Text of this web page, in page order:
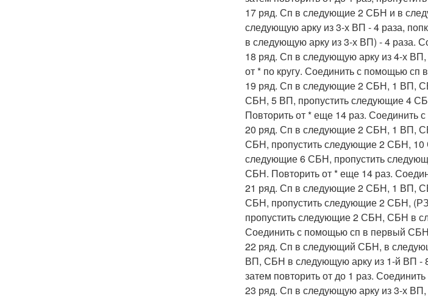
17 ряд. Сп в следующие 2 СБН и в
следующую арку из 3-х ВП - 4 раза,
в следующую арку из 3-х ВП) - 4 раза.
18 ряд. Сп в следующую арку из 4-х
от * по кругу. Соединить с помощью
19 ряд. Сп в следующие 2 СБН, 1 ВП,
СБН, 5 ВП, пропустить следующие 4
Повторить от * еще 14 раз.
20 ряд. Сп в следующие 2 СБН, 1 ВП,
СБН, пропустить следующие 2 СБН,
следующие 6 СБН, пропустить
СБН. Повторить от * еще 14 раз.
21 ряд. Сп в следующие 2 СБН, 1 ВП,
СБН, пропустить следующие 2 СБН,
пропустить следующие 2 СБН, СБН в
Соединить с помощью сп в первый
22 ряд. Сп в следующий СБН, в
ВП, СБН в следующую арку из 1-й ВП -
затем повторить от до 1 раз.
23 ряд. Сп в следующую арку из 3-х